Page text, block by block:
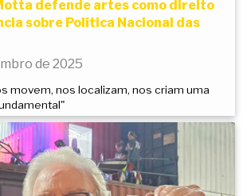
defende artes como direito
sobre Política Nacional das
de 2025
movem, nos localizam, nos criam uma